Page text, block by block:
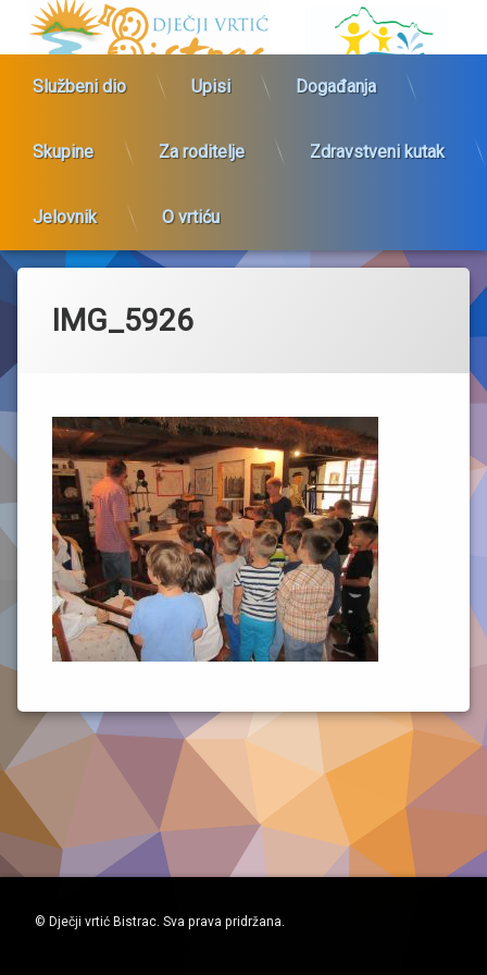
Preskoči
Dječji vrtić Bistrac
Službeni dio Upisi Događanja
Skupine Za roditelje Zdravstveni kutak
Jelovnik O vrtiću
IMG_5926
© Dječji vrtić Bistrac. Sva prava pridržana.